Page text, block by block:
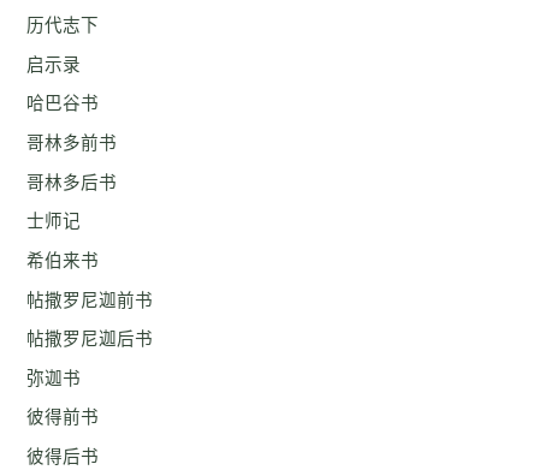
历代志下
启示录
哈巴谷书
哥林多前书
哥林多后书
士师记
希伯来书
帖撒罗尼迦前书
帖撒罗尼迦后书
弥迦书
彼得前书
彼得后书